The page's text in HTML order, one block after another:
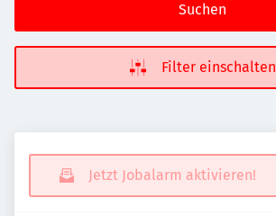
Suchen
Filter einschalten
Jetzt Jobalarm aktivieren!